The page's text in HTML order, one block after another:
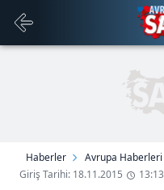
Haberler Avrupa Haberleri
Giriş Tarihi: 18.11.2015
13:13